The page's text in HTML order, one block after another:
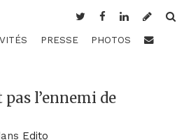
PRESSE PHOTOS
l’ennemi de
Edito